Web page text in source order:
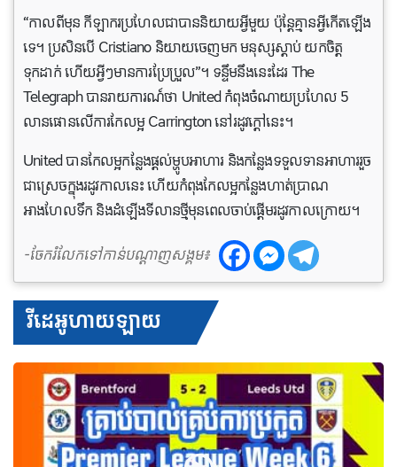
“កាលពីមុន កីឡាករប្រហែលជាបាននិយាយអ្វីមួយ ប៉ុន្តែគ្មានអ្វីកើតឡើង
ទេ។ ប្រសិនបើ Cristiano និយាយចេញមក មនុស្សស្តាប់ យកចិត្ត
ទុកដាក់ ហើយអ្វីៗមានការ​ប្រែប្រួល”។ ទន្ទឹមនឹងនេះដែរ The
Telegraph បានរាយការណ៍ថា United កំពុងចំណាយប្រហែល 5
លានផោនលើការកែលម្អ Carrington នៅរដូវក្តៅនេះ។
United បានកែលម្អកន្លែងផ្តល់ម្ហូបអាហារ និងកន្លែងទទួលទានអាហាររួច
ជាស្រេចក្នុងរដូវកាលនេះ ហើយកំពុងកែលម្អកន្លែងហាត់ប្រាណ
អាងហែលទឹក និងដំឡើងទីលានថ្មីមុនពេលចាប់ផ្តើមរដូវកាលក្រោយ។
-ចែករំលែកទៅកាន់បណ្តាញសង្គម៖
វីដេអូហាយឡាយ